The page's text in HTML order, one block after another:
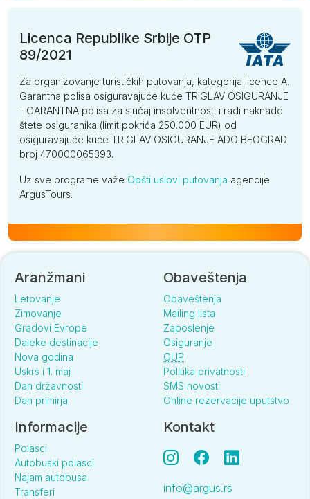
Licenca Republike Srbije OTP
89/2021
Za organizovanje turističkih putovanja, kategorija licence A.
Garantna polisa osiguravajuće kuće TRIGLAV OSIGURANJE
- GARANTNA polisa za slučaj insolventnosti i radi naknade
štete osiguranika (limit pokrića 250.000 EUR) od
osiguravajuće kuće TRIGLAV OSIGURANJE ADO BEOGRAD
broj 470000065393.
Uz sve programe važe Opšti uslovi putovanja agencije
ArgusTours.
Aranžmani
Letovanje
Zimovanje
Gradovi Evrope
Daleke destinacije
Nova godina
Uskrs i 1. maj
Dan državnosti
Dan primirja
Obaveštenja
Obaveštenja
Mailing lista
Zaposlenje
Osiguranje
OUP
Politika privatnosti
SMS novosti
Online rezervacije uputstvo
Informacije
Polasci
Autobuski polasci
Najam autobusa
Transferi
Kontakt
info@argus.rs